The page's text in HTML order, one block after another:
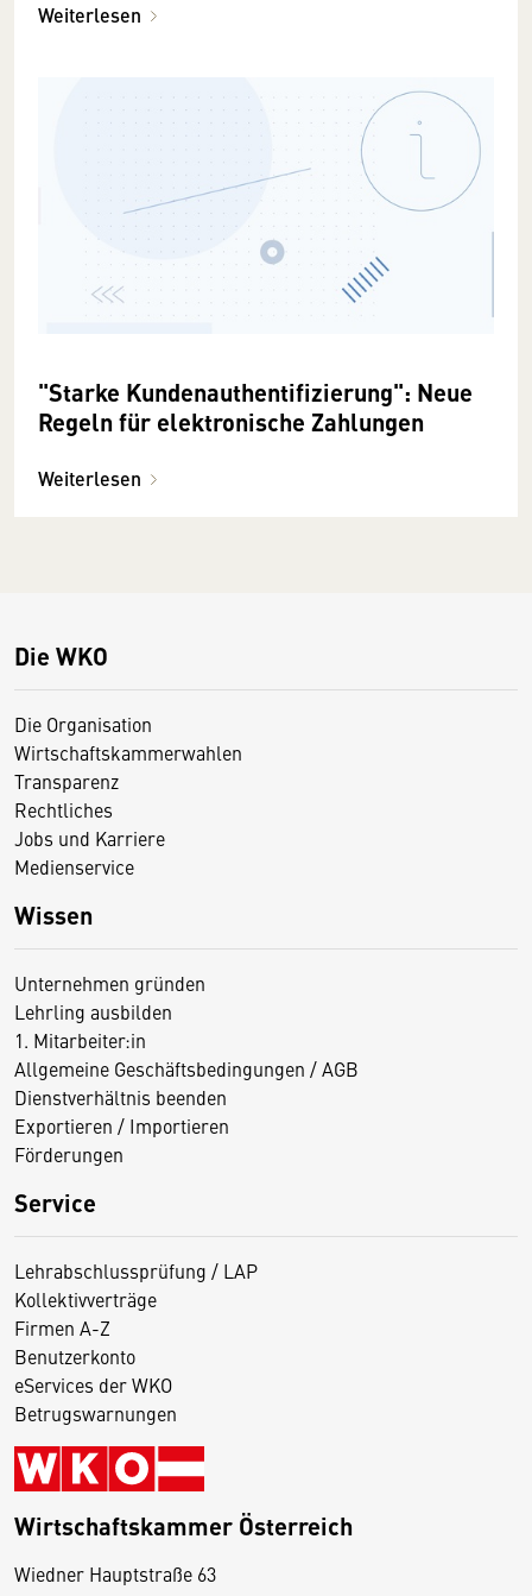
Weiterlesen
"Starke Kundenauthentifizierung": Neue
Regeln für elektronische Zahlungen
Weiterlesen
Die WKO
Die Organisation
Wirtschaftskammerwahlen
Transparenz
Rechtliches
Jobs und Karriere
Medienservice
Wissen
Unternehmen gründen
Lehrling ausbilden
1. Mitarbeiter:in
Allgemeine Geschäftsbedingungen / AGB
Dienstverhältnis beenden
Exportieren / Importieren
Förderungen
Service
Lehrabschlussprüfung / LAP
Kollektivverträge
Firmen A-Z
Benutzerkonto
eServices der WKO
Betrugswarnungen
Wirtschaftskammer Österreich
Wiedner Hauptstraße 63
D